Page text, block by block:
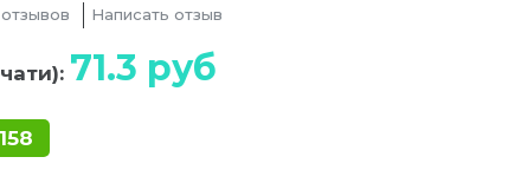
Написать отзыв
71.3 руб